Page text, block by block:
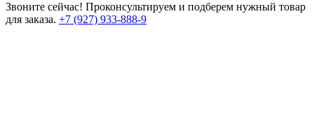
Звоните сейчас! Проконсультируем и подберем нужный товар
для заказа. +7 (927) 933-888-9